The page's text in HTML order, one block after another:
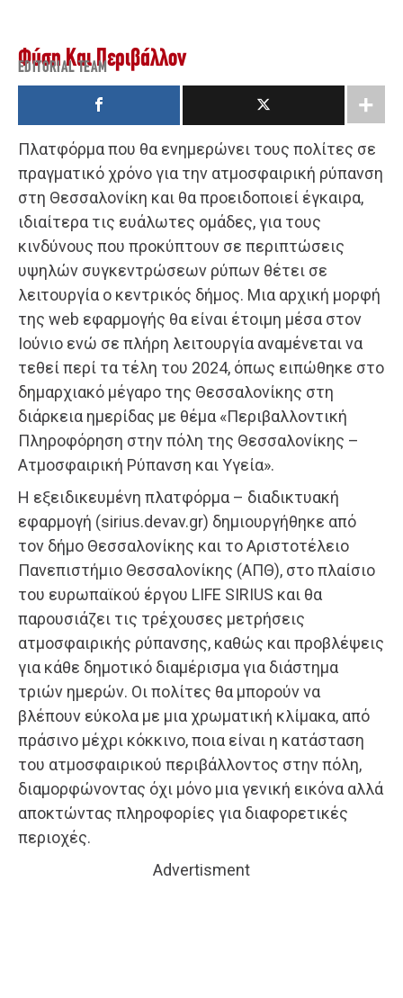
Φύση Και Περιβάλλον
EDITORIAL TEAM
Πλατφόρμα που θα ενημερώνει τους πολίτες σε
πραγματικό χρόνο για την ατμοσφαιρική ρύπανση
στη Θεσσαλονίκη και θα προειδοποιεί έγκαιρα,
ιδιαίτερα τις ευάλωτες ομάδες, για τους
κινδύνους που προκύπτουν σε περιπτώσεις
υψηλών συγκεντρώσεων ρύπων θέτει σε
λειτουργία ο κεντρικός δήμος. Μια αρχική μορφή
της web εφαρμογής θα είναι έτοιμη μέσα στον
Ιούνιο ενώ σε πλήρη λειτουργία αναμένεται να
τεθεί περί τα τέλη του 2024, όπως ειπώθηκε στο
δημαρχιακό μέγαρο της Θεσσαλονίκης στη
διάρκεια ημερίδας με θέμα «Περιβαλλοντική
Πληροφόρηση στην πόλη της Θεσσαλονίκης –
Ατμοσφαιρική Ρύπανση και Υγεία».
Η εξειδικευμένη πλατφόρμα – διαδικτυακή
εφαρμογή (sirius.devav.gr) δημιουργήθηκε από
τον δήμο Θεσσαλονίκης και το Αριστοτέλειο
Πανεπιστήμιο Θεσσαλονίκης (ΑΠΘ), στο πλαίσιο
του ευρωπαϊκού έργου LIFE SIRIUS και θα
παρουσιάζει τις τρέχουσες μετρήσεις
ατμοσφαιρικής ρύπανσης, καθώς και προβλέψεις
για κάθε δημοτικό διαμέρισμα για διάστημα
τριών ημερών. Οι πολίτες θα μπορούν να
βλέπουν εύκολα με μια χρωματική κλίμακα, από
πράσινο μέχρι κόκκινο, ποια είναι η κατάσταση
του ατμοσφαιρικού περιβάλλοντος στην πόλη,
διαμορφώνοντας όχι μόνο μια γενική εικόνα αλλά
αποκτώντας πληροφορίες για διαφορετικές
περιοχές.
Advertisment